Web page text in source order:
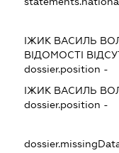
ІЖИК ВАСИЛЬ
ВІДОМОСТІ
dossier.position -
ІЖИК ВАСИЛЬ
dossier.position -